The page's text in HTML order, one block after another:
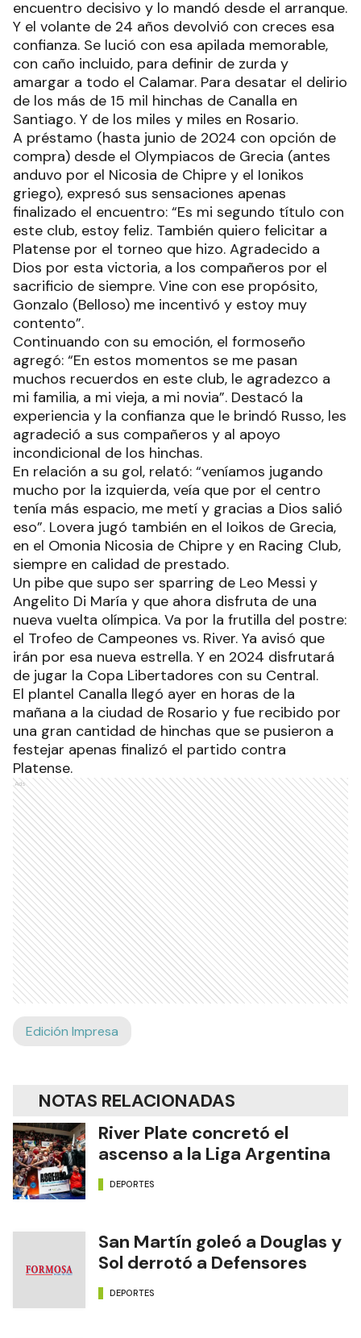
encuentro decisivo y lo mandó desde el arranque.
Y el volante de 24 años devolvió con creces esa
confianza. Se lució con esa apilada memorable,
con caño incluido, para definir de zurda y
amargar a todo el Calamar. Para desatar el delirio
de los más de 15 mil hinchas de Canalla en
Santiago. Y de los miles y miles en Rosario.
A préstamo (hasta junio de 2024 con opción de
compra) desde el Olympiacos de Grecia (antes
anduvo por el Nicosia de Chipre y el Ionikos
griego), expresó sus sensaciones apenas
finalizado el encuentro: “Es mi segundo título con
este club, estoy feliz. También quiero felicitar a
Platense por el torneo que hizo. Agradecido a
Dios por esta victoria, a los compañeros por el
sacrificio de siempre. Vine con ese propósito,
Gonzalo (Belloso) me incentivó y estoy muy
contento”.
Continuando con su emoción, el formoseño
agregó: “En estos momentos se me pasan
muchos recuerdos en este club, le agradezco a
mi familia, a mi vieja, a mi novia”. Destacó la
experiencia y la confianza que le brindó Russo, les
agradeció a sus compañeros y al apoyo
incondicional de los hinchas.
En relación a su gol, relató: “veníamos jugando
mucho por la izquierda, veía que por el centro
tenía más espacio, me metí y gracias a Dios salió
eso”. Lovera jugó también en el Ioikos de Grecia,
en el Omonia Nicosia de Chipre y en Racing Club,
siempre en calidad de prestado.
Un pibe que supo ser sparring de Leo Messi y
Angelito Di María y que ahora disfruta de una
nueva vuelta olímpica. Va por la frutilla del postre:
el Trofeo de Campeones vs. River. Ya avisó que
irán por esa nueva estrella. Y en 2024 disfrutará
de jugar la Copa Libertadores con su Central.
El plantel Canalla llegó ayer en horas de la
mañana a la ciudad de Rosario y fue recibido por
una gran cantidad de hinchas que se pusieron a
festejar apenas finalizó el partido contra
Platense.
Ads
Edición Impresa
NOTAS RELACIONADAS
River Plate concretó el
ascenso a la Liga Argentina
DEPORTES
San Martín goleó a Douglas y
Sol derrotó a Defensores
DEPORTES